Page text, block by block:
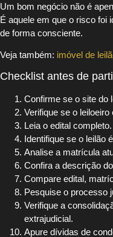
Um bom negócio não é
É aquele em que o risco foi
de forma consciente.
Veja também: imóvel de
Checklist antes de
Confirme se o site do
Verifique se o
Leia o edital completo.
Identifique se o leilão
Analise a matrícula
Confira a descrição
Compare edital,
Pesquise o processo
Verifique a
extrajudicial.
Apure dívidas de